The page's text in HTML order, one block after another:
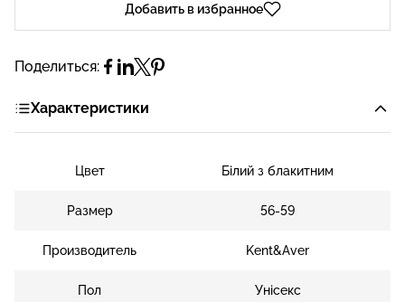
Добавить в избранное
Поделиться:
Характеристики
Цвет Білий з блакитним
Размер 56-59
Производитель Kent&Aver
Пол Унісекс